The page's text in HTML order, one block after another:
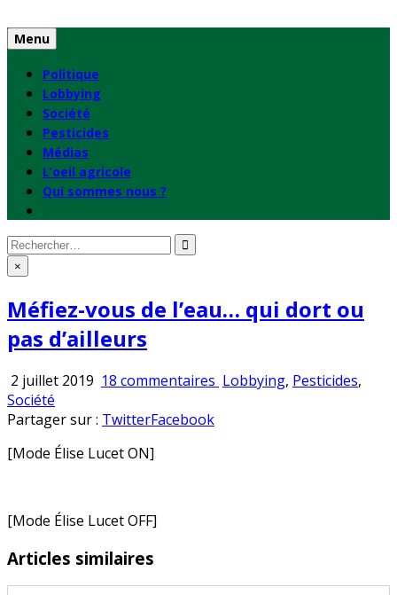
to
content
Menu
Politique
Lobbying
Société
Pesticides
Médias
L’oeil agricole
Qui sommes nous ?
Rechercher
: ×
Méfiez-vous de l’eau… qui dort ou
pas d’ailleurs
2 juillet 2019 18 commentaires sur
Publié
Lobbying, Pesticides,
Société
Partager sur : TwitterFacebook
[Mode Élise Lucet ON]
[Mode Élise Lucet OFF]
Articles similaires